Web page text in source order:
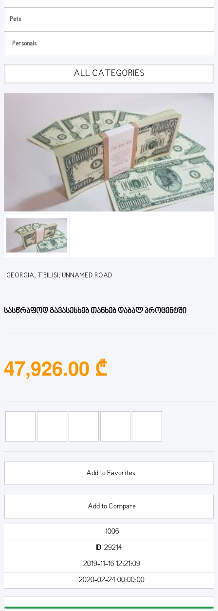
Pets
Personals
ALL CATEGORIES
GEORGIA, T'BILISI, UNNAMED ROAD
სასწრაფოდ გავასესხებ თანხებ დაბალ პროცენტში
47,926.00 ₾
Add to Favorites
Add to Compare
1006
ID 29214
2019-11-16 12:21:09
2020-02-24 00:00:00